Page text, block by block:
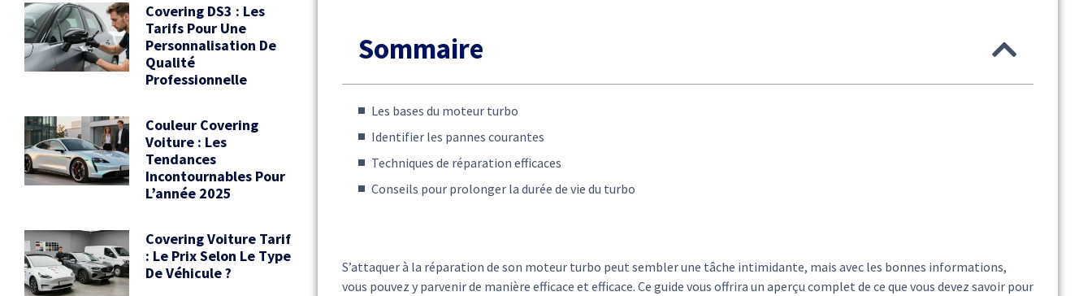
Covering DS3 : Les
Tarifs Pour Une
Personnalisation De
Qualité
Professionnelle
Couleur Covering
Voiture : Les
Tendances
Incontournables Pour
L’année 2025
Covering Voiture Tarif
: Le Prix Selon Le Type
De Véhicule ?
Sommaire
Les bases du moteur turbo
Identifier les pannes courantes
Techniques de réparation efficaces
Conseils pour prolonger la durée de vie du turbo
S’attaquer à la réparation de son moteur turbo peut sembler une tâche intimidante, mais avec les bonnes informations,
vous pouvez y parvenir de manière efficace et efficace. Ce guide vous offrira un aperçu complet de ce que vous devez savoir pour